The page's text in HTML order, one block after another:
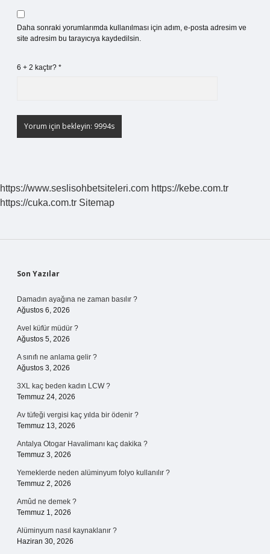
Daha sonraki yorumlarımda kullanılması için adım, e-posta adresim ve
site adresim bu tarayıcıya kaydedilsin.
6 + 2 kaçtır? *
https://www.seslisohbetsiteleri.com https://kebe.com.tr
https://cuka.com.tr Sitemap
Sidebar
Son Yazılar
Damadın ayağına ne zaman basılır ?
Ağustos 6, 2026
Avel küfür müdür ?
Ağustos 5, 2026
A sınıfı ne anlama gelir ?
Ağustos 3, 2026
3XL kaç beden kadın LCW ?
Temmuz 24, 2026
Av tüfeği vergisi kaç yılda bir ödenir ?
Temmuz 13, 2026
Antalya Otogar Havalimanı kaç dakika ?
Temmuz 3, 2026
Yemeklerde neden alüminyum folyo kullanılır ?
Temmuz 2, 2026
Amûd ne demek ?
Temmuz 1, 2026
Alüminyum nasıl kaynaklanır ?
Haziran 30, 2026